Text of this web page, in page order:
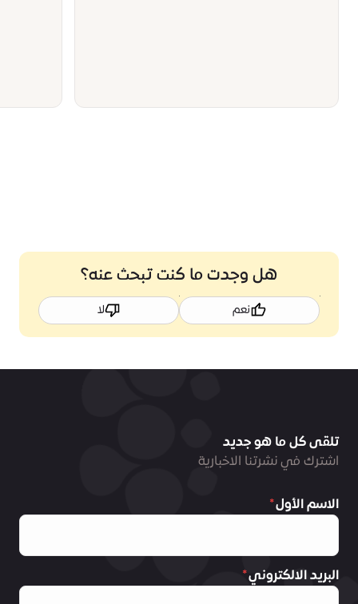
هل وجدت ما كنت تبحث عنه؟
نعم لا
تلقى كل ما هو جديد
اشترك في نشرتنا الاخبارية
الاسم الأول
البريد الالكتروني